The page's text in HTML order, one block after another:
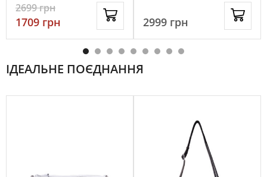
2699грн
1709 грн 2999 грн
ІДЕАЛЬНЕ ПОЄДНАННЯ